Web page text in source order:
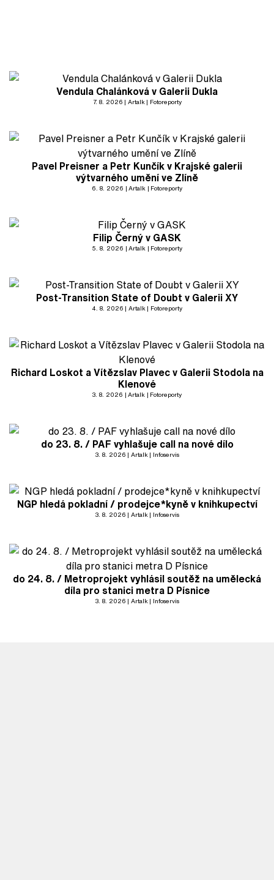
Vendula Chalánková v Galerii Dukla
7. 8. 2026 Artalk Fotoreporty
Pavel Preisner a Petr Kunčík v Krajské galerii
výtvarného umění ve Zlíně
6. 8. 2026 Artalk Fotoreporty
Filip Černý v GASK
5. 8. 2026 Artalk Fotoreporty
Post-Transition State of Doubt v Galerii XY
4. 8. 2026 Artalk Fotoreporty
Richard Loskot a Vítězslav Plavec v Galerii Stodola na
Klenové
3. 8. 2026 Artalk Fotoreporty
do 23. 8. / PAF vyhlašuje call na nové dílo
3. 8. 2026 Artalk Infoservis
NGP hledá pokladní / prodejce*kyně v knihkupectví
3. 8. 2026 Artalk Infoservis
do 24. 8. / Metroprojekt vyhlásil soutěž na umělecká
díla pro stanici metra D Písnice
3. 8. 2026 Artalk Infoservis